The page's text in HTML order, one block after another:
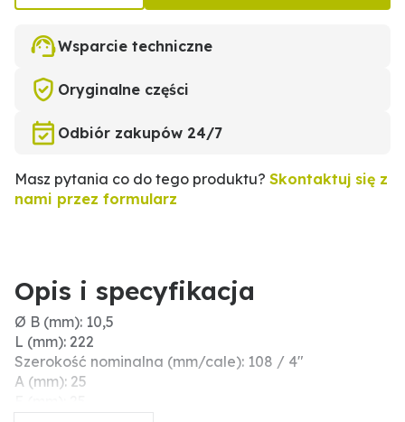
Wsparcie techniczne
Oryginalne części
Odbiór zakupów 24/7
Masz pytania co do tego produktu? Skontaktuj się z
nami przez formularz
Opis i specyfikacja
Ø B (mm): 10,5
L (mm): 222
Szerokość nominalna (mm/cale): 108 / 4"
A (mm): 25